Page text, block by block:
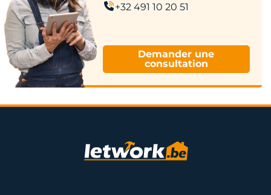
+32 491 10 20 51
Demander une
consultation